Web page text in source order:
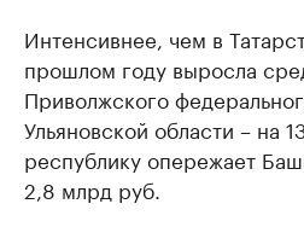
Интенсивнее, чем в
прошлом году выросла
Приволжского
Ульяновской области – на
республику опережает
2,8 млрд руб.